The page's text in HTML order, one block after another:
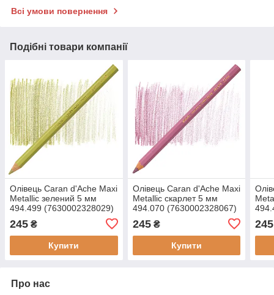
Всі умови повернення
Подібні товари компанії
Олівець Caran d'Ache Maxi
Metallic зелений 5 мм
494.499 (7630002328029)
245 ₴
Купити
Олівець Caran d'Ache Maxi
Metallic скарлет 5 мм
494.070 (7630002328067)
245₴
Купити
245
Про нас